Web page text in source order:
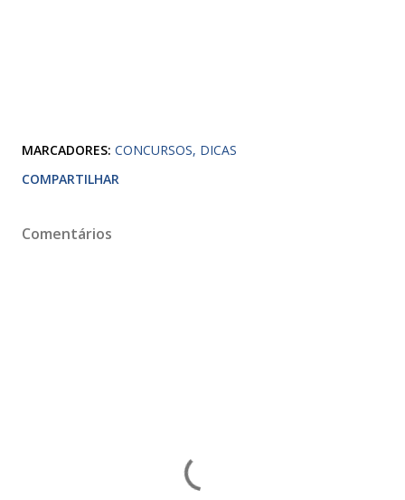
MARCADORES: CONCURSOS DICAS
COMPARTILHAR
Comentários